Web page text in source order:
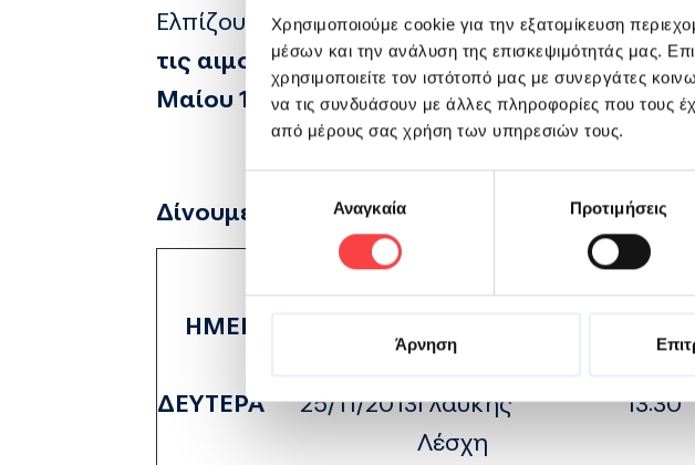
Χρησιμοποιούμε cookie για την εξατομίκευση
μέσων και την ανάλυση της επισκεψιμότητάς μας.
χρησιμοποιείτε τον ιστότοπό μας με συνεργάτες
να τις συνδυάσουν με άλλες πληροφορίες που τους
από μέρους σας χρήση των υπηρεσιών τους.
συγκατάθεσηςΑναγκαία Προτιμήσεις
Άρνηση
Ελπίζουμε και σεις να συμμετάσχετε και να
τις αιμοδοσίες αυτές μπορούν να
Μαίου 1996.
Δίνουμε το αίμα μας γιατί μας περισσεύει η
ΗΜΕΡΑ
ΔΕΥΤΕΡΑ 25/11/2013
Λύκεια
Γλαύκης
13:30
Λέσχη